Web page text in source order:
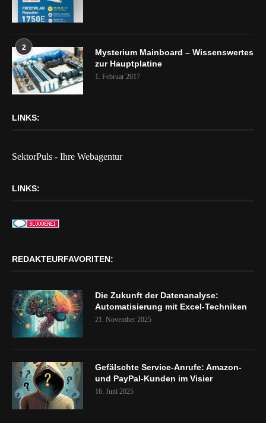
2
Mysterium Mainboard – Wissenswertes
zur Hauptplatine
1. Februar 2017
LINKS:
SektorPuls - Ihre Webagentur
LINKS:
REDAKTEURFAVORITEN:
Die Zukunft der Datenanalyse:
Automatisierung mit Excel-Techniken
21. November 2025
Gefälschte Service-Anrufe: Amazon-
und PayPal-Kunden im Visier
16. Juni 2025